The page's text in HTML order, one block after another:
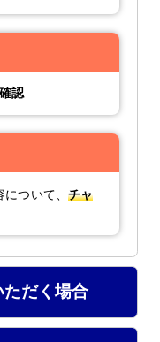
認
ついて、 チャ
だく場合